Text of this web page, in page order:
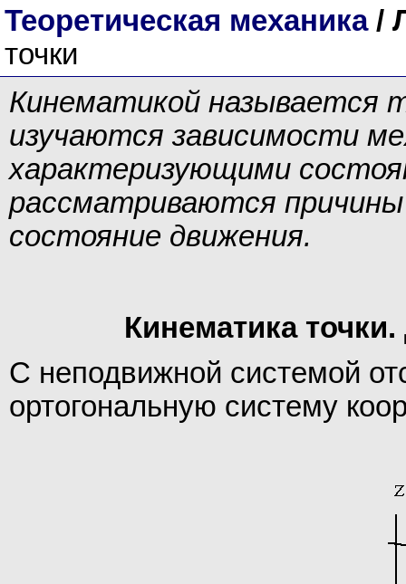
Теоретическая механика/
точки
Кинематикой называется
изучаются зависимости
характеризующими
рассматриваются
состояние движения.
Кинематика
С неподвижной системой
ортогональную систему